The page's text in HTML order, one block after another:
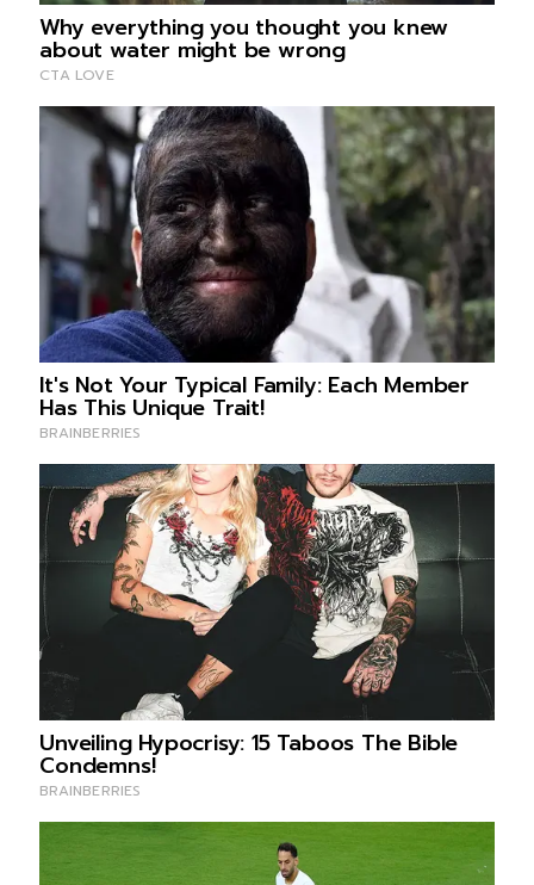
28.เขตคลองสาน 21 ราย
29.เขตบางคอแหลม 20 ราย
31.เขตบางนา 20 ราย
32.เขตบึงกุ่ม 20 ราย
33.เขตลาดพร้าว 20 ราย
34.เขตดุสิต 19 ราย
35.เขตยานนาวา 19 ราย
36.เขตสายไหม 19 ราย
37.เขตราชเทวี 18 ราย
38.เขตบางรัก 17 ราย
39.เขตพญาไท 17 ราย
40.เขตบางกอกใหญ่ 16 ราย
41.เขตทุ่งครุ 16 ราย
42.เขตมีนบุรี 15 ราย
43.เขตราษฎร์บูรณะ 11 ราย
44.เขตบางซื่อ 11 ราย
45.เขตคันนายาว 10 ราย
46.เขตพระนคร 9 ราย
47.เขตหนองจอก 6 ราย
48.เขตป้อมปราบศัตรูพ่าย 5 ราย